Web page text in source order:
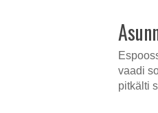
vaadi
pitkälti